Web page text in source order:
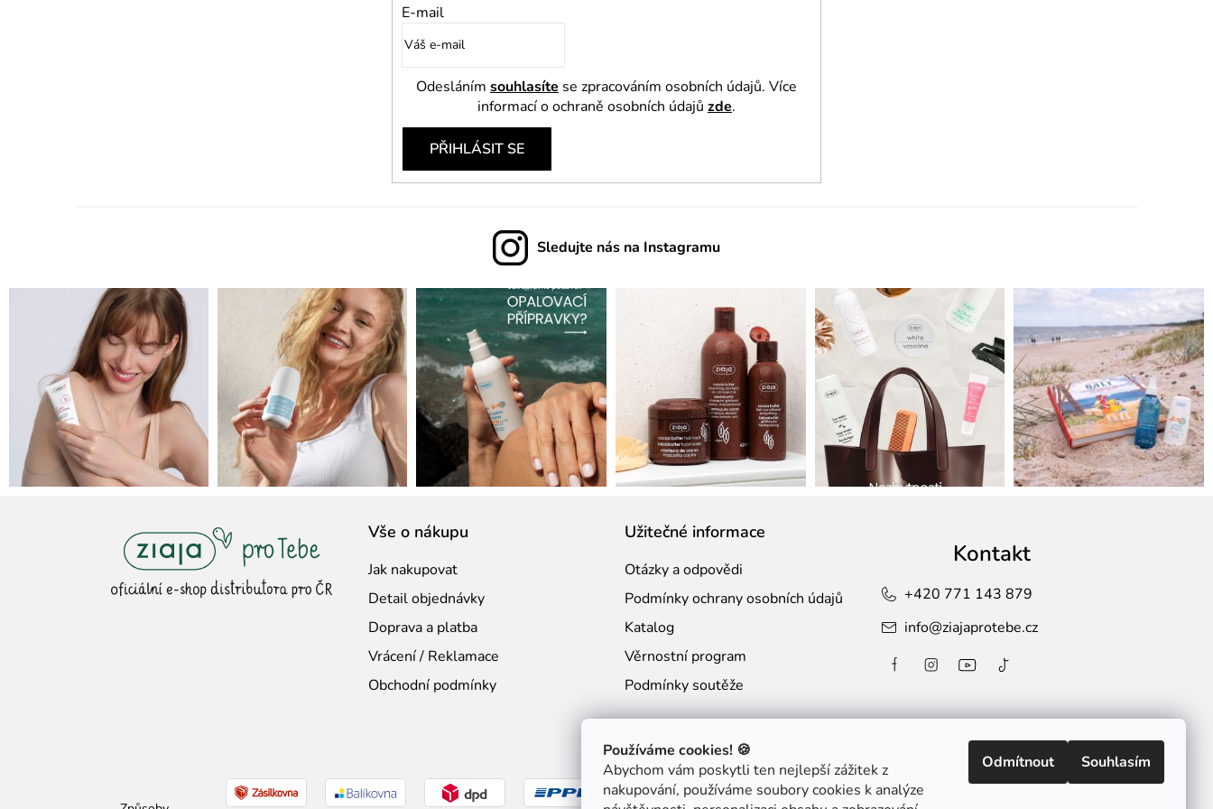
Používáme cookies! 🍪
Abychom vám poskytli ten nejlepší zážitek z
nakupování, používáme soubory cookies k analýze
Odmítnout Souhlasím
v
v
s
E-mail
Odesláním souhlasíte se zpracováním osobních údajů. Více
informací o ochraně osobních údajů zde.
PŘIHLÁSIT SE
Sledujte nás na Instagramu
Vše o nákupu
Jak nakupovat
Detail objednávky
Doprava a platba
Vrácení / Reklamace
Obchodní podmínky
Užitečné informace
Otázky a odpovědi
Podmínky ochrany osobních údajů
Katalog
Věrnostní program
Podmínky soutěže
Kontakt
info@ziajaprotebe.cz
+420 771 143 879